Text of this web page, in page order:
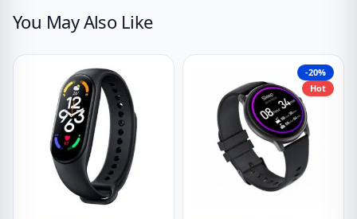
You May Also Like
-20%
Hot